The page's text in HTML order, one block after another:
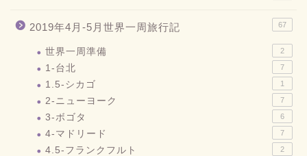
2019年4月-5月世界一周旅行記 67
世界一周準備 2
1-台北 7
1.5-シカゴ 1
2-ニューヨーク 7
3-ボゴタ 6
4-マドリード 7
4.5-フランクフルト 2